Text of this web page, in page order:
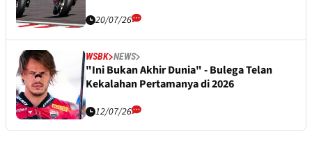
20/07/26
WSBK NEWS
"Ini Bukan Akhir Dunia" - Bulega Telan
Kekalahan Pertamanya di 2026
12/07/26